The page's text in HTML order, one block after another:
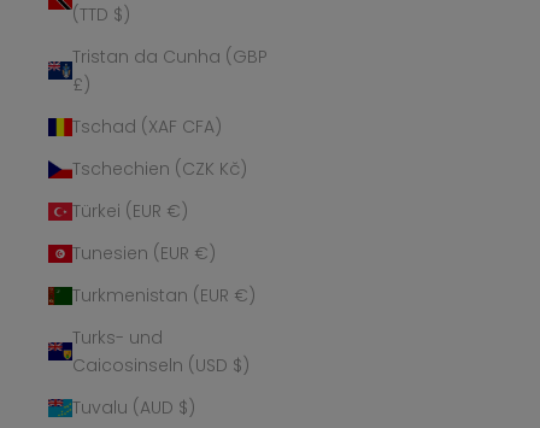
(TTD $)
Tristan da Cunha (GBP
£)
Tschad (XAF CFA)
Tschechien (CZK Kč)
Türkei (EUR €)
Tunesien (EUR €)
Turkmenistan (EUR €)
Turks- und
Caicosinseln (USD $)
Tuvalu (AUD $)